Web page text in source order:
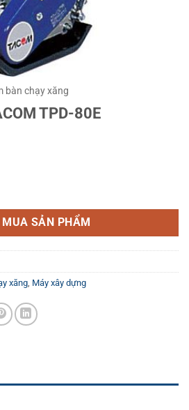
bàn chạy xăng
TPD-80E
80E số lượng
SẢN PHẨM
xăng, Máy xây dựng